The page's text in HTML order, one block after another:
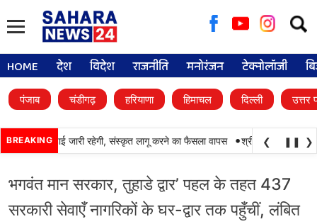
for:
HOME देश विदेश राजनीति मनोरंजन टेक्नोलॉजी
पंजाब चंडीगढ़ हरियाणा हिमाचल दिल्ली उत्तर
BREAKING
की पढ़ाई जारी रहेगी, संस्कृत लागू करने का फैसला वापस • श्री गुरु हरिकृष्ण
❮ ❚❚ ❯
भगवंत मान सरकार, तुहाडे द्वार’ पहल के तहत 437
सरकारी सेवाएँ नागरिकों के घर-द्वार तक पहुँचीं, लंबित